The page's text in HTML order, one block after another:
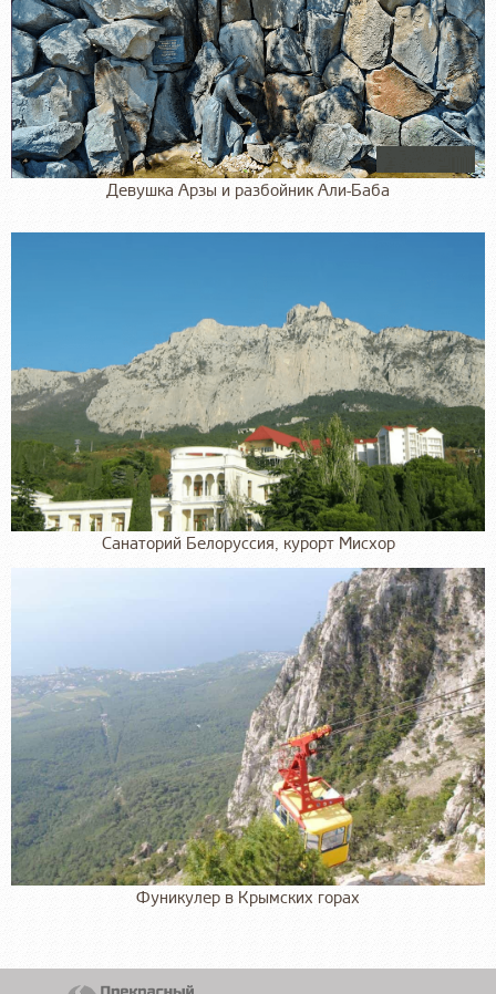
Девушка Арзы и разбойник Али-Баба
Санаторий Белоруссия, курорт Мисхор
Фуникулер в Крымских горах